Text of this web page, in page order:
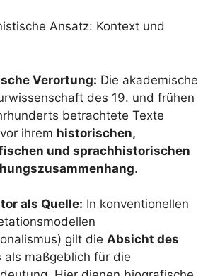
Ansatz: Kontext und
Verortung: Die akademische
des 19. und frühen
betrachtete Texte
ihrem historischen,
und sprachhistorischen
.
als Quelle: In konventionellen
gilt die Absicht des
als maßgeblich für die